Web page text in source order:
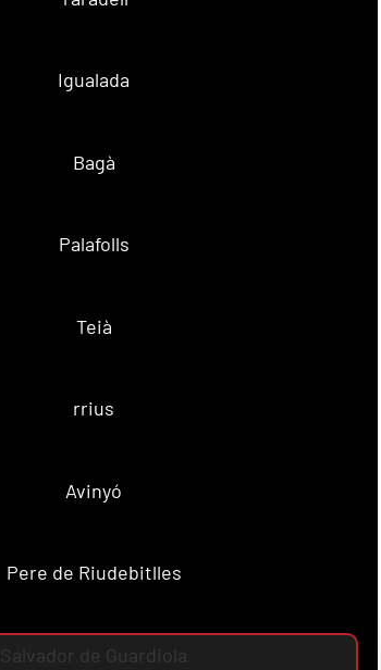
Igualada
Bagà
Palafolls
Teià
rrius
Avinyó
Pere de Riudebitlles
Salvador de Guardiola